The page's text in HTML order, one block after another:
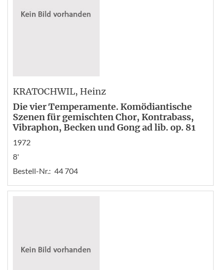
KRATOCHWIL, Heinz
Die vier Temperamente. Komödiantische
Szenen für gemischten Chor, Kontrabass,
Vibraphon, Becken und Gong ad lib. op. 81
1972
8'
Bestell-Nr.: 44 704